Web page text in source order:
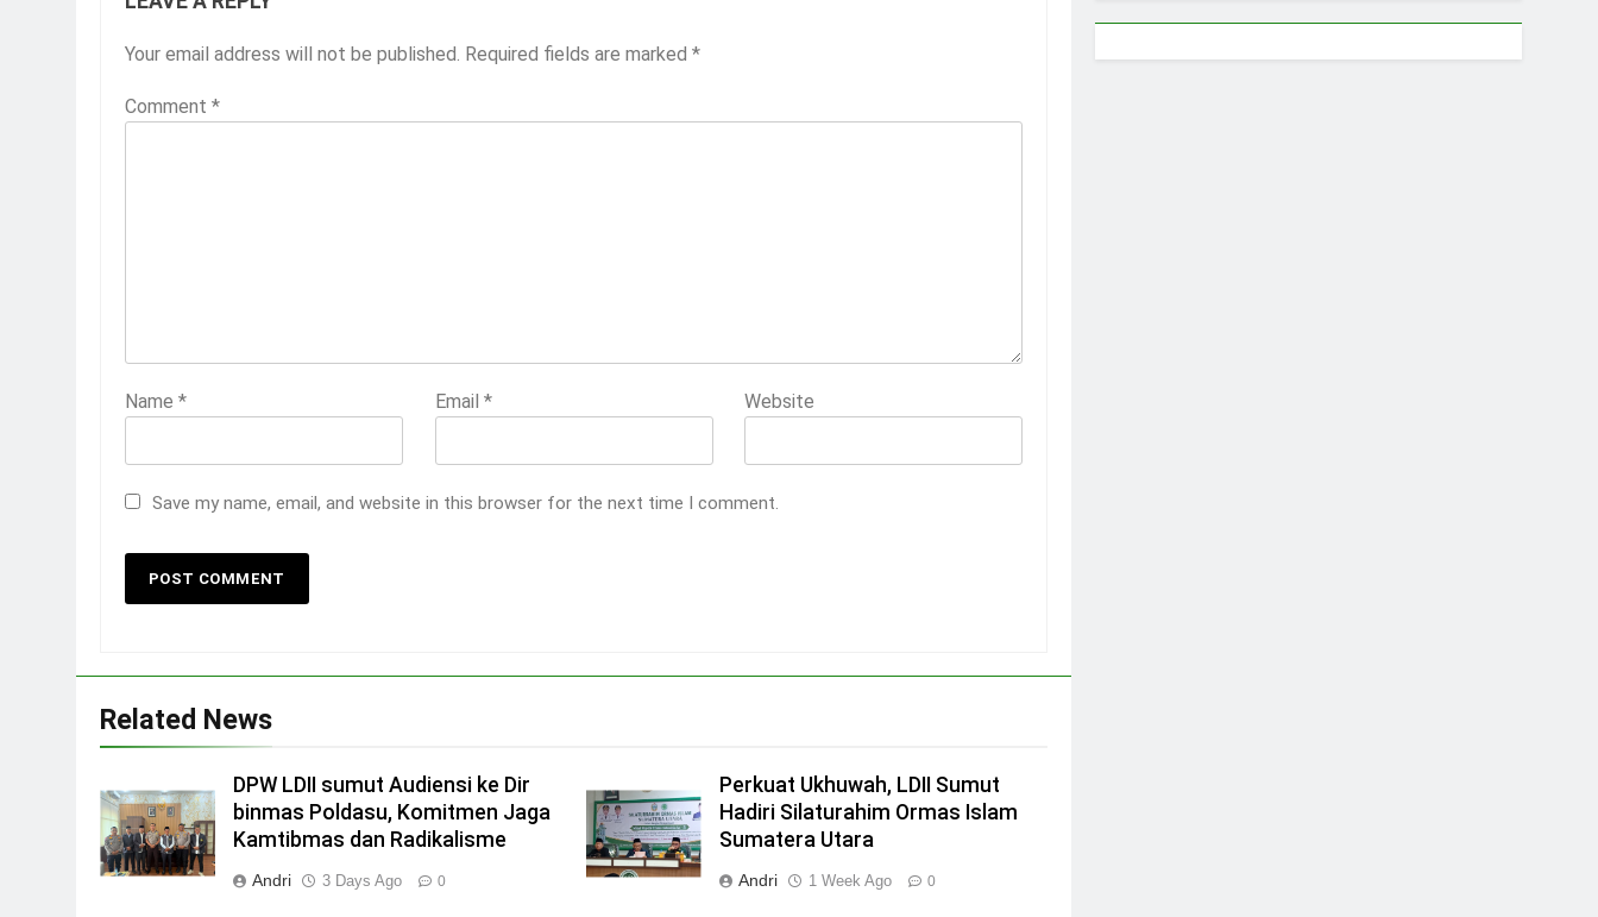
Your email address will not be published. Required fields are marked *
Comment *
Name * Email * Website
Save my name, email, and website in this browser for the next time I comment.
Related News
DPW LDII sumut Audiensi ke Dir
binmas Poldasu, Komitmen Jaga
Kamtibmas dan Radikalisme
Andri 3 Days Ago 0
Perkuat Ukhuwah, LDII Sumut
Hadiri Silaturahim Ormas Islam
Sumatera Utara
Andri 1 Week Ago 0